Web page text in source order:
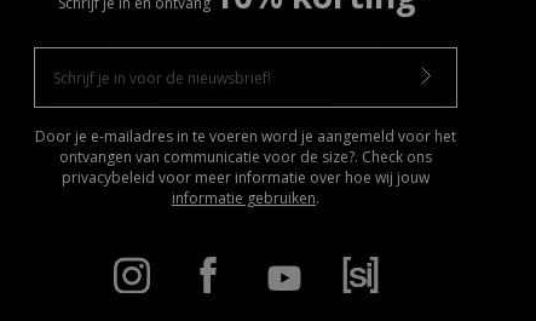
Door je e-mailadres in te voeren word je aangemeld voor het
ontvangen van communicatie voor de size?. Check ons
privacybeleid voor meer informatie over hoe wij jouw
informatie gebruiken.